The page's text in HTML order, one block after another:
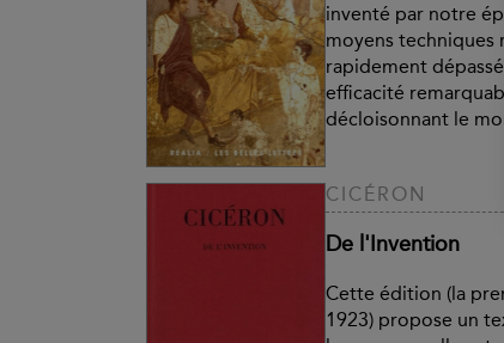
inventé par notre
moyens techniques
rapidement
efficacité
décloisonnant le
CICÉRON
De l'Invention
Cette édition (la
1923) propose un